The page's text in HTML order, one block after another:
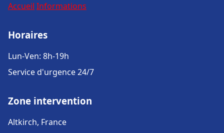
Accueil Informations
Horaires
Lun-Ven: 8h-19h
Service d'urgence 24/7
Zone intervention
Altkirch, France